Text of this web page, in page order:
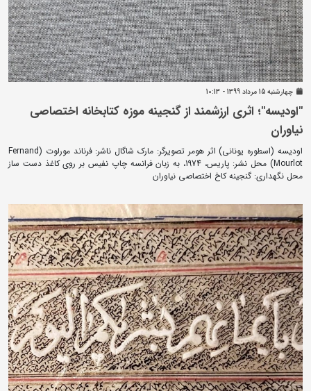
چهارشنبه 15 مرداد 1399 - 10:13
"اودیسه"؛ اثری ارزشمند از گنجینه موزه کتابخانه اختصاصی
نیاوران
اودیسه (اسطوره یونانی) اثر هومر تصویرگر: مارک شاگال ناشر: فرناند مورلوت (Fernand
Mourlot) محل نشر: پاریس، 1974، به زبان فرانسه چاپ نفیس بر روی کاغذ دست ساز
محل نگهداری: گنجینه کاخ اختصاصی نیاوران